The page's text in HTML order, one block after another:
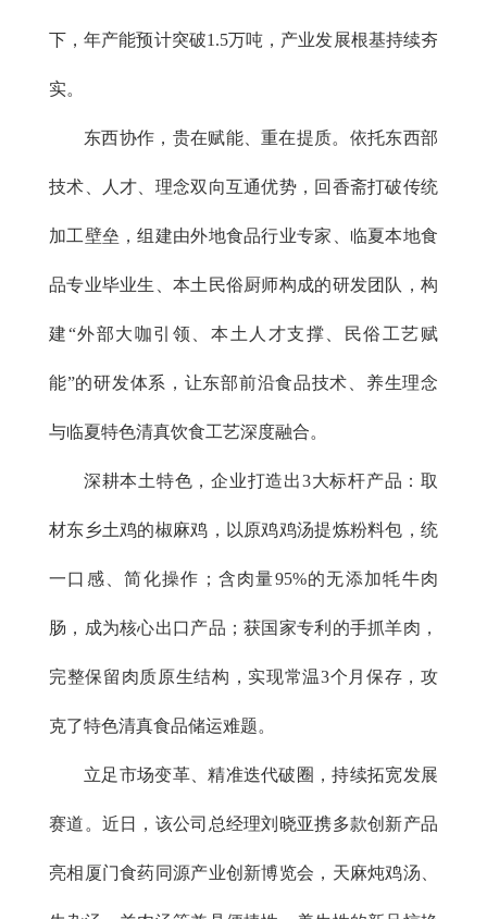
下，年产能预计突破1.5万吨，产业发展根基持续夯
实。
东西协作，贵在赋能、重在提质。依托东西部
技术、人才、理念双向互通优势，回香斋打破传统
加工壁垒，组建由外地食品行业专家、临夏本地食
品专业毕业生、本土民俗厨师构成的研发团队，构
建“外部大咖引领、本土人才支撑、民俗工艺赋
能”的研发体系，让东部前沿食品技术、养生理念
与临夏特色清真饮食工艺深度融合。
深耕本土特色，企业打造出3大标杆产品：取
材东乡土鸡的椒麻鸡，以原鸡鸡汤提炼粉料包，统
一口感、简化操作；含肉量95%的无添加牦牛肉
肠，成为核心出口产品；获国家专利的手抓羊肉，
完整保留肉质原生结构，实现常温3个月保存，攻
克了特色清真食品储运难题。
立足市场变革、精准迭代破圈，持续拓宽发展
赛道。近日，该公司总经理刘晓亚携多款创新产品
亮相厦门食药同源产业创新博览会，天麻炖鸡汤、